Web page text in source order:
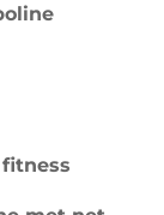
fitness